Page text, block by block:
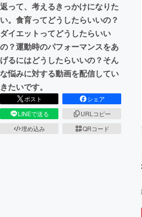
まちづくり・地域活性化
CAMPFIRE for Social Good
CAMPFIREふるさと納税machi-ya
返って、考えるきっかけになりた
い。食育ってどうしたらいいの？
ダイエットってどうしたらいい
の？運動時のパフォーマンスをあ
げるにはどうしたらいいの？そん
な悩みに対する動画を配信してい
きたいです。
ポスト
シェア
LINEで送る
URLコピー
埋め込み
QRコード